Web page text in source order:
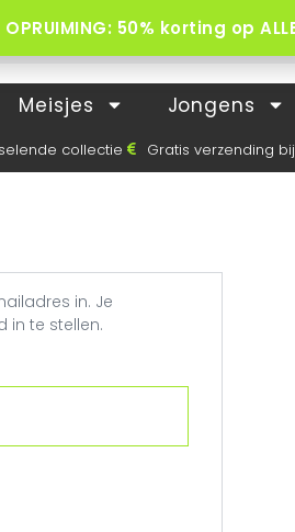
Meisjes Jongens
collectie Gratis verzending
in. Je
in te stellen.
OPRUIMING: 50% korting op